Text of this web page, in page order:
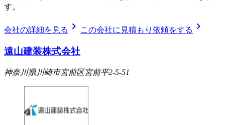
す。
会社の詳細を見る chevron_right この会社に見積もり依頼をする chevron_right
遠山建装株式会社
神奈川県川崎市宮前区宮前平2-5-51